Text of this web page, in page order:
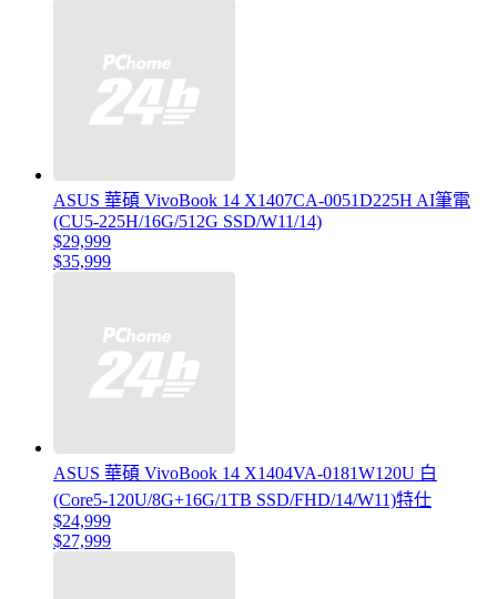
ASUS 華碩 VivoBook 14 X1407CA-0051D225H AI筆電
(CU5-225H/16G/512G SSD/W11/14)
$29,999
$35,999
ASUS 華碩 VivoBook 14 X1404VA-0181W120U 白
(Core5-120U/8G+16G/1TB SSD/FHD/14/W11)特仕
$24,999
$27,999